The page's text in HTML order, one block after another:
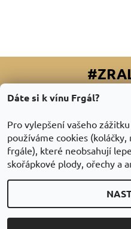
2026 © ZraléVíno.cz,
Dáte si k vínu Frgál?
Pro vylepšení vašeho
používáme cookies
frgále), které neobsahují
skořápkové plody, ořechy a